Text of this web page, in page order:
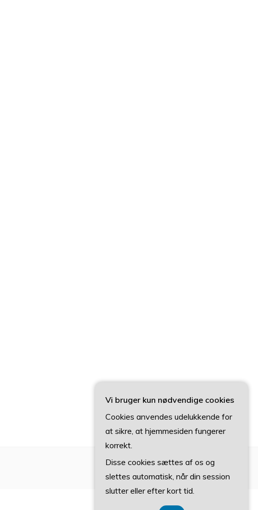
Vi bruger kun nødvendige cookies
Cookies anvendes udelukkende for
at sikre, at hjemmesiden fungerer
korrekt.
Disse cookies sættes af os og
slettes automatisk, når din session
slutter eller efter kort tid.